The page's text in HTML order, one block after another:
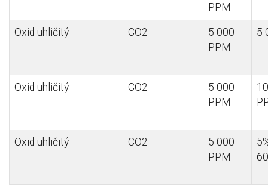
PPM
Oxid uhličitý CO2
5 000
PPM
5
Oxid uhličitý CO2
5 000
PPM
Oxid uhličitý CO2
5 000
PPM